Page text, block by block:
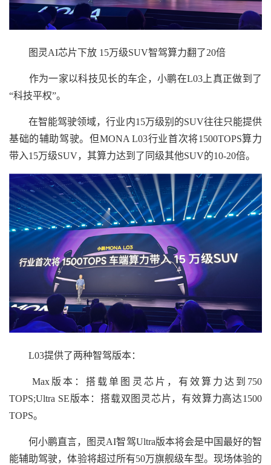
图灵AI芯片下放 15万级SUV智驾算力翻了20倍
作为一家以科技见长的车企，小鹏在L03上真正做到了
“科技平权”。
在智能驾驶领域，行业内15万级别的SUV往往只能提供
基础的辅助驾驶。但MONA L03行业首次将1500TOPS算力
带入15万级SUV，其算力达到了同级其他SUV的10-20倍。
L03提供了两种智驾版本：
Max版本：搭载单图灵芯片，有效算力达到750
TOPS;Ultra SE版本：搭载双图灵芯片，有效算力高达1500
TOPS。
何小鹏直言，图灵AI智驾Ultra版本将会是中国最好的智
能辅助驾驶，体验将超过所有50万旗舰级车型。现场体验的